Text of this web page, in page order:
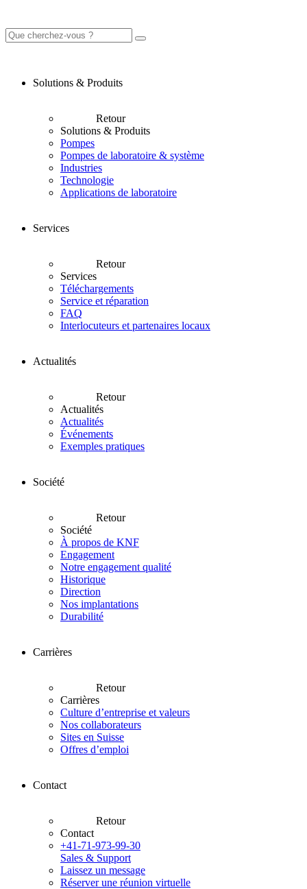
Solutions & Produits
Retour
Solutions & Produits
Pompes
Pompes de laboratoire & système
Industries
Technologie
Applications de laboratoire
Services
Retour
Services
Téléchargements
Service et réparation
FAQ
Interlocuteurs et partenaires locaux
Actualités
Retour
Actualités
Actualités
Événements
Exemples pratiques
Société
Retour
Société
À propos de KNF
Engagement
Notre engagement qualité
Historique
Direction
Nos implantations
Durabilité
Carrières
Retour
Carrières
Culture d’entreprise et valeurs
Nos collaborateurs
Sites en Suisse
Offres d’emploi
Contact
Retour
Contact
+41-71-973-99-30
Sales & Support
Laissez un message
Réserver une réunion virtuelle